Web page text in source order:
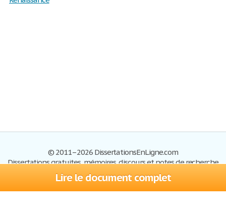
Lire le document complet
© 2011–2026 DissertationsEnLigne.com
Dissertations gratuites, mémoires, discours et notes de recherche